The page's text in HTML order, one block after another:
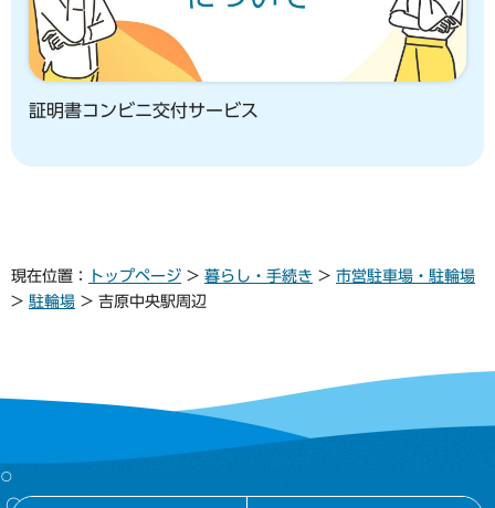
証明書コンビニ交付サービス
現在位置： トップページ > 暮らし・手続き > 市営駐車場・駐輪場
> 駐輪場 > 吉原中央駅周辺